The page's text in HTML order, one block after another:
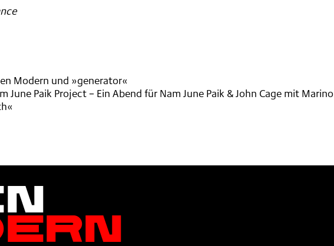
Modern und »generator«
June Paik Project – Ein Abend für Nam June Paik & John Cage mit Marino